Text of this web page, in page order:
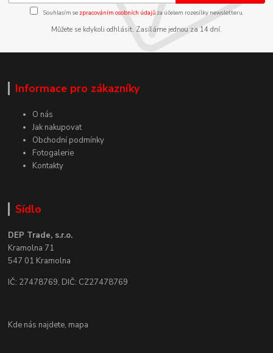
Souhlasím se zpracováním osobních údajůza účelem rozesílky newsletteru.
Můžete se kdykoli odhlásit. Zasíláme jednou za 14 dní.
Informace pro zákazníky
O nás
Jak nakupovat
Obchodní podmínky
Fotogalerie
Kontakty
Sídlo
DEP Trade, s.r.o.
Kramolna 71
547 01 Kramolna
IČ: 27478769, DIČ: CZ27478769
Kde nás najdete, mapa